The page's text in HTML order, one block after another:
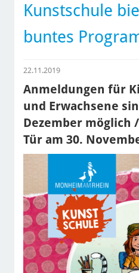
Kunstschule
buntes
22.11.2019
Anmeldungen für
und Erwachsene
Dezember möglich
Tür am 30.